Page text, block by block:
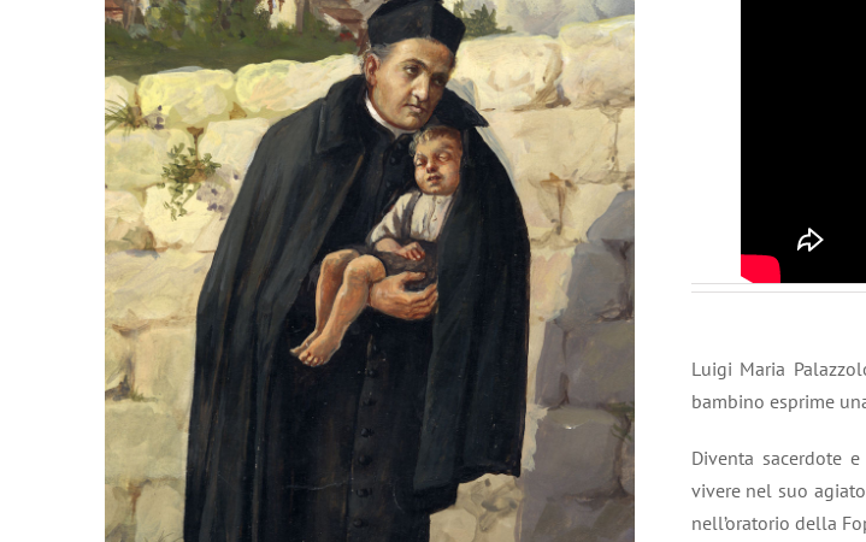
Luigi Maria
bambino esprime
Diventa sacerdote
vivere nel suo
nell’oratorio della